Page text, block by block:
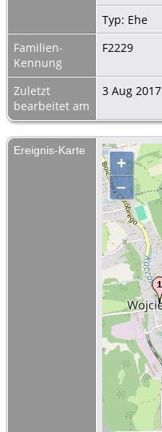
Typ: Ehe
Familien-
Kennung
F2229
Zuletzt
bearbeitet am
3 Aug 2017
Ereignis-Karte
+
–